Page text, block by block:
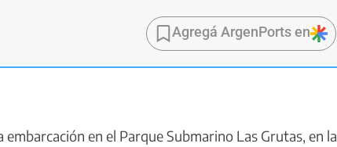
Agregá ArgenPorts en
en el Parque Submarino Las Grutas, en la